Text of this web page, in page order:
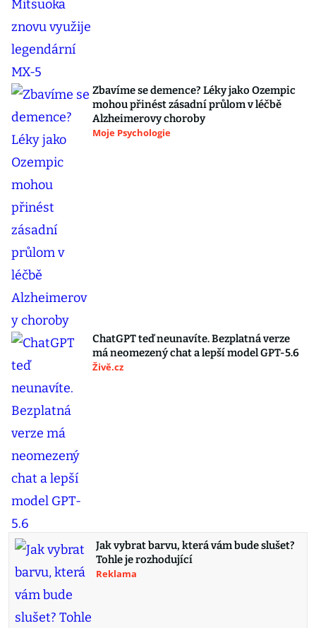
Zbavíme se demence? Léky jako Ozempic
mohou přinést zásadní průlom v léčbě
Alzheimerovy choroby
Moje Psychologie
ChatGPT teď neunavíte. Bezplatná verze
má neomezený chat a lepší model GPT-5.6
Živě.cz
Jak vybrat barvu, která vám bude slušet?
Tohle je rozhodující
Reklama